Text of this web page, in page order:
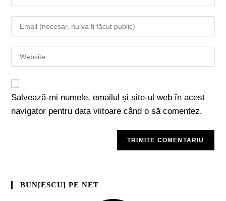
Salvează-mi numele, emailul și site-ul web în acest
navigator pentru data viitoare când o să comentez.
BUN[ESCU] PE NET